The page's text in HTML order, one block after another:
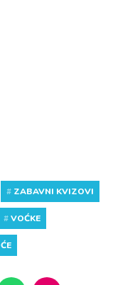
# ZABAVNI KVIZOVI
#VOĆKE